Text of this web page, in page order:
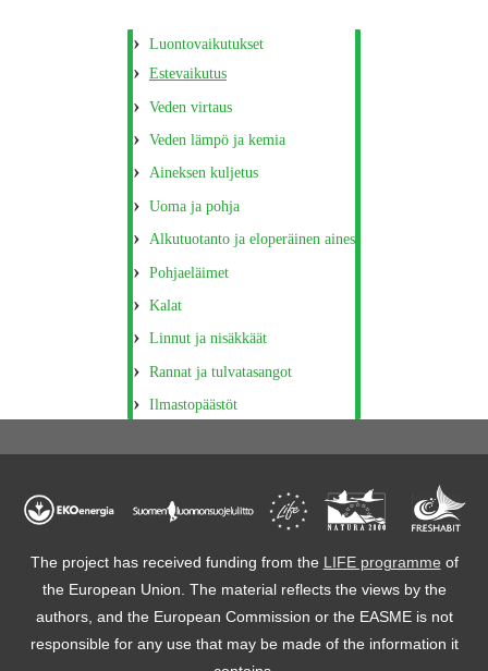
Luontovaikutukset
Estevaikutus
Veden virtaus
Veden lämpö ja kemia
Aineksen kuljetus
Uoma ja pohja
Alkutuotanto ja eloperäinen aines
Pohjaeläimet
Kalat
Linnut ja nisäkkäät
Rannat ja tulvatasangot
Ilmastopäästöt
The project has received funding from the LIFE programme of
the European Union. The material reflects the views by the
authors, and the European Commission or the EASME is not
responsible for any use that may be made of the information it